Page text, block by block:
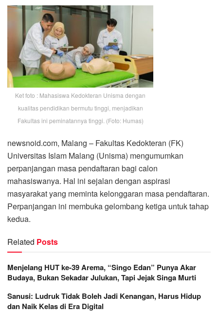
Ket foto : Mahasiswa Kedokteran Unisma dengan
kualitas pendidikan bermutu tinggi, menjadikan
Fakultas ini peminatannya tinggi. (Foto: Humas)
newsnoid.com, Malang – Fakultas Kedokteran (FK)
Universitas Islam Malang (Unisma) mengumumkan
perpanjangan masa pendaftaran bagi calon
mahasiswanya. Hal ini sejalan dengan aspirasi
masyarakat yang meminta kelonggaran masa pendaftaran.
Perpanjangan ini membuka gelombang ketiga untuk tahap
kedua.
Related Posts
Menjelang HUT ke-39 Arema, “Singo Edan” Punya Akar
Budaya, Bukan Sekadar Julukan, Tapi Jejak Singa Murti
Sanusi: Ludruk Tidak Boleh Jadi Kenangan, Harus Hidup
dan Naik Kelas di Era Digital